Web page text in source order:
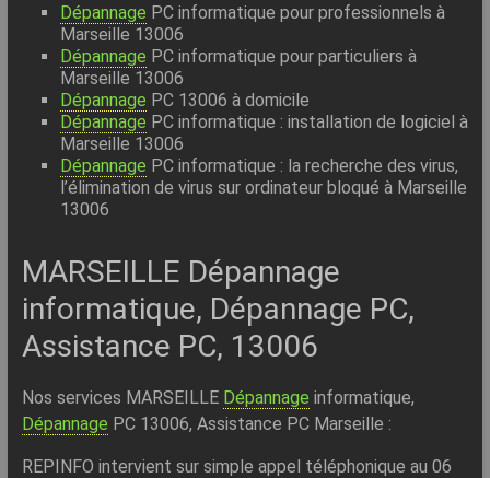
Dépannage PC informatique pour professionnels à
Marseille 13006
Dépannage PC informatique pour particuliers à
Marseille 13006
Dépannage PC 13006 à domicile
Dépannage PC informatique : installation de logiciel à
Marseille 13006
Dépannage PC informatique : la recherche des virus,
l’élimination de virus sur ordinateur bloqué à Marseille
13006
MARSEILLE Dépannage
informatique, Dépannage PC,
Assistance PC, 13006
Nos services MARSEILLE Dépannage informatique,
Dépannage PC 13006, Assistance PC Marseille :
REPINFO intervient sur simple appel téléphonique au 06